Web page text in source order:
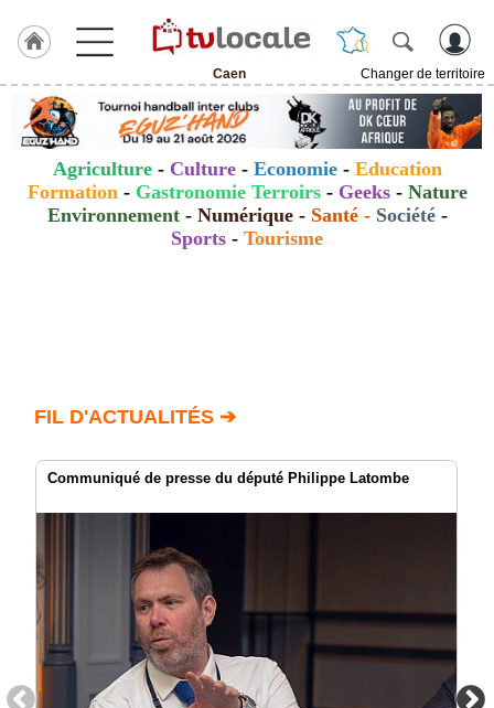
Caen
Changer de territoire
J'adhère
Hulcoq
ACCUEIL
Caen
Agenda
groupe
Blogs
Prémium
Inscription
annuaire
pro
Agriculture- Culture - Economie- Education
Formation - Gastronomie Terroirs- Geeks- Nature
Environnement- Numérique- Santé- Société-
Sports - Tourisme
FIL D'ACTUALITÉS ➔
Communiqué de presse du député Philippe Latombe